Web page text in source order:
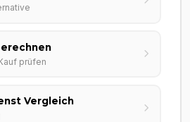
prüfen
Vergleich